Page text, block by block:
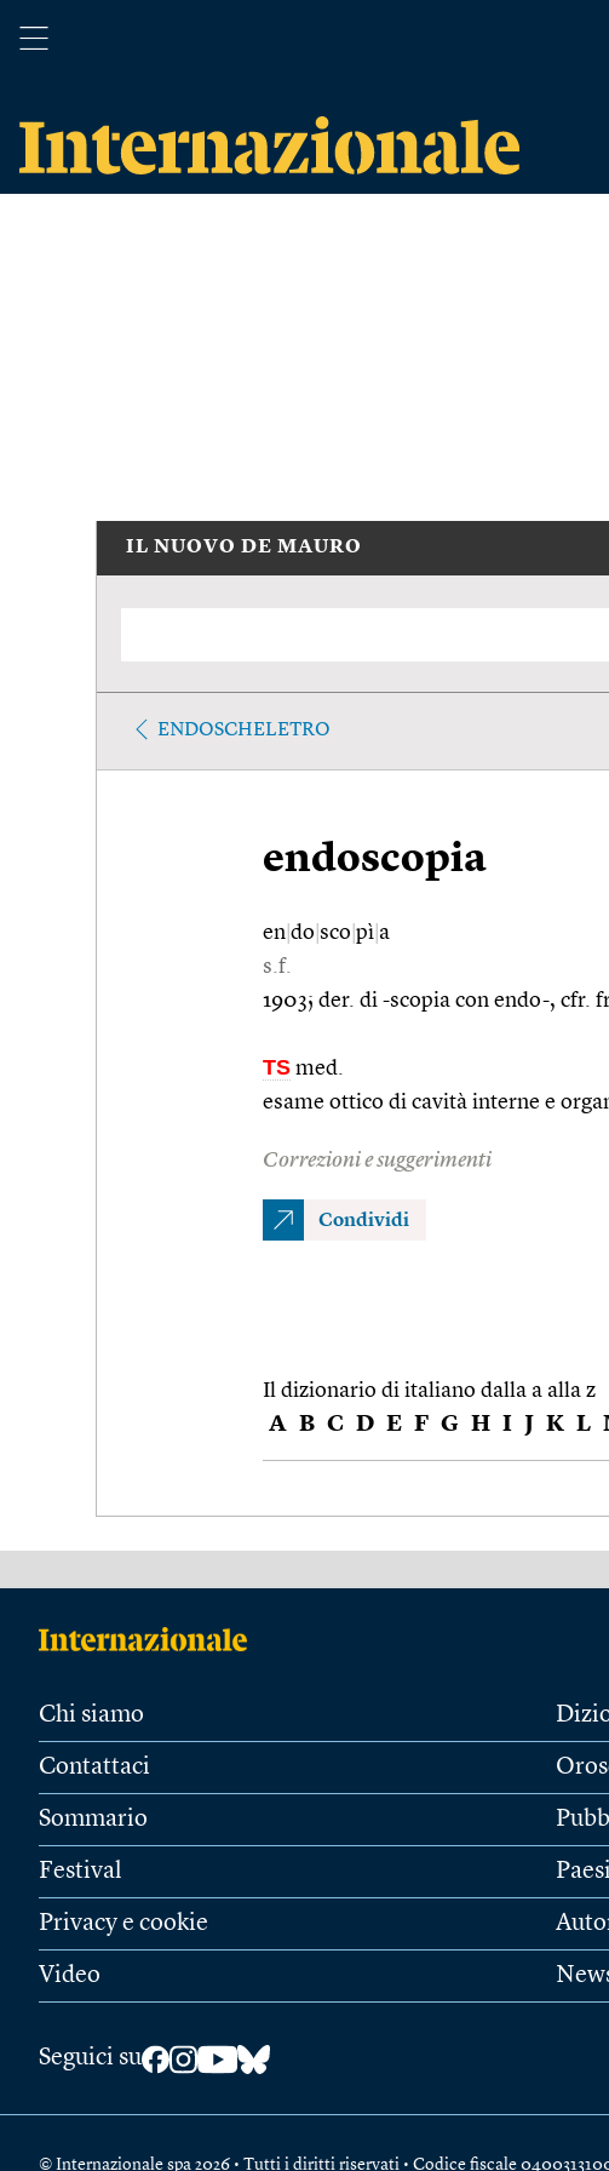
IL NUOVO DE MAURO
ENDOSCHELETRO
endoscopia
en do sco pì a
s.f.
1903; der. di -scopia con endo-, cfr.
TS med.
esame ottico di cavità interne e
Correzioni e suggerimenti
Condividi
Il dizionario di italiano dalla a alla z
A B C D E F G H I J K L
Chi siamo
Contattaci
Sommario
Festival
Privacy e cookie
Video
Paesi
Seguici su
© Internazionale spa 2026 • Tutti i diritti riservati • Codice fiscale